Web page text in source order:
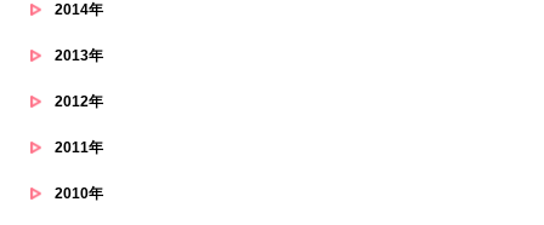
2014年
2013年
2012年
2011年
2010年